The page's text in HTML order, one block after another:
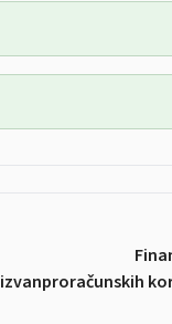
izvanproračunskih